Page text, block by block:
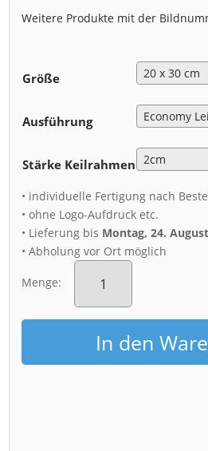
Weitere Produkte mit der
Größe
Ausführung
Stärke Keilrahmen
• individuelle Fertigung nach
• ohne Logo-Aufdruck etc.
• Lieferung bis Montag, 24. August
• Abholung vor Ort möglich
Menge:
Leinwand
(01165)
im
Winter
MengeIn den